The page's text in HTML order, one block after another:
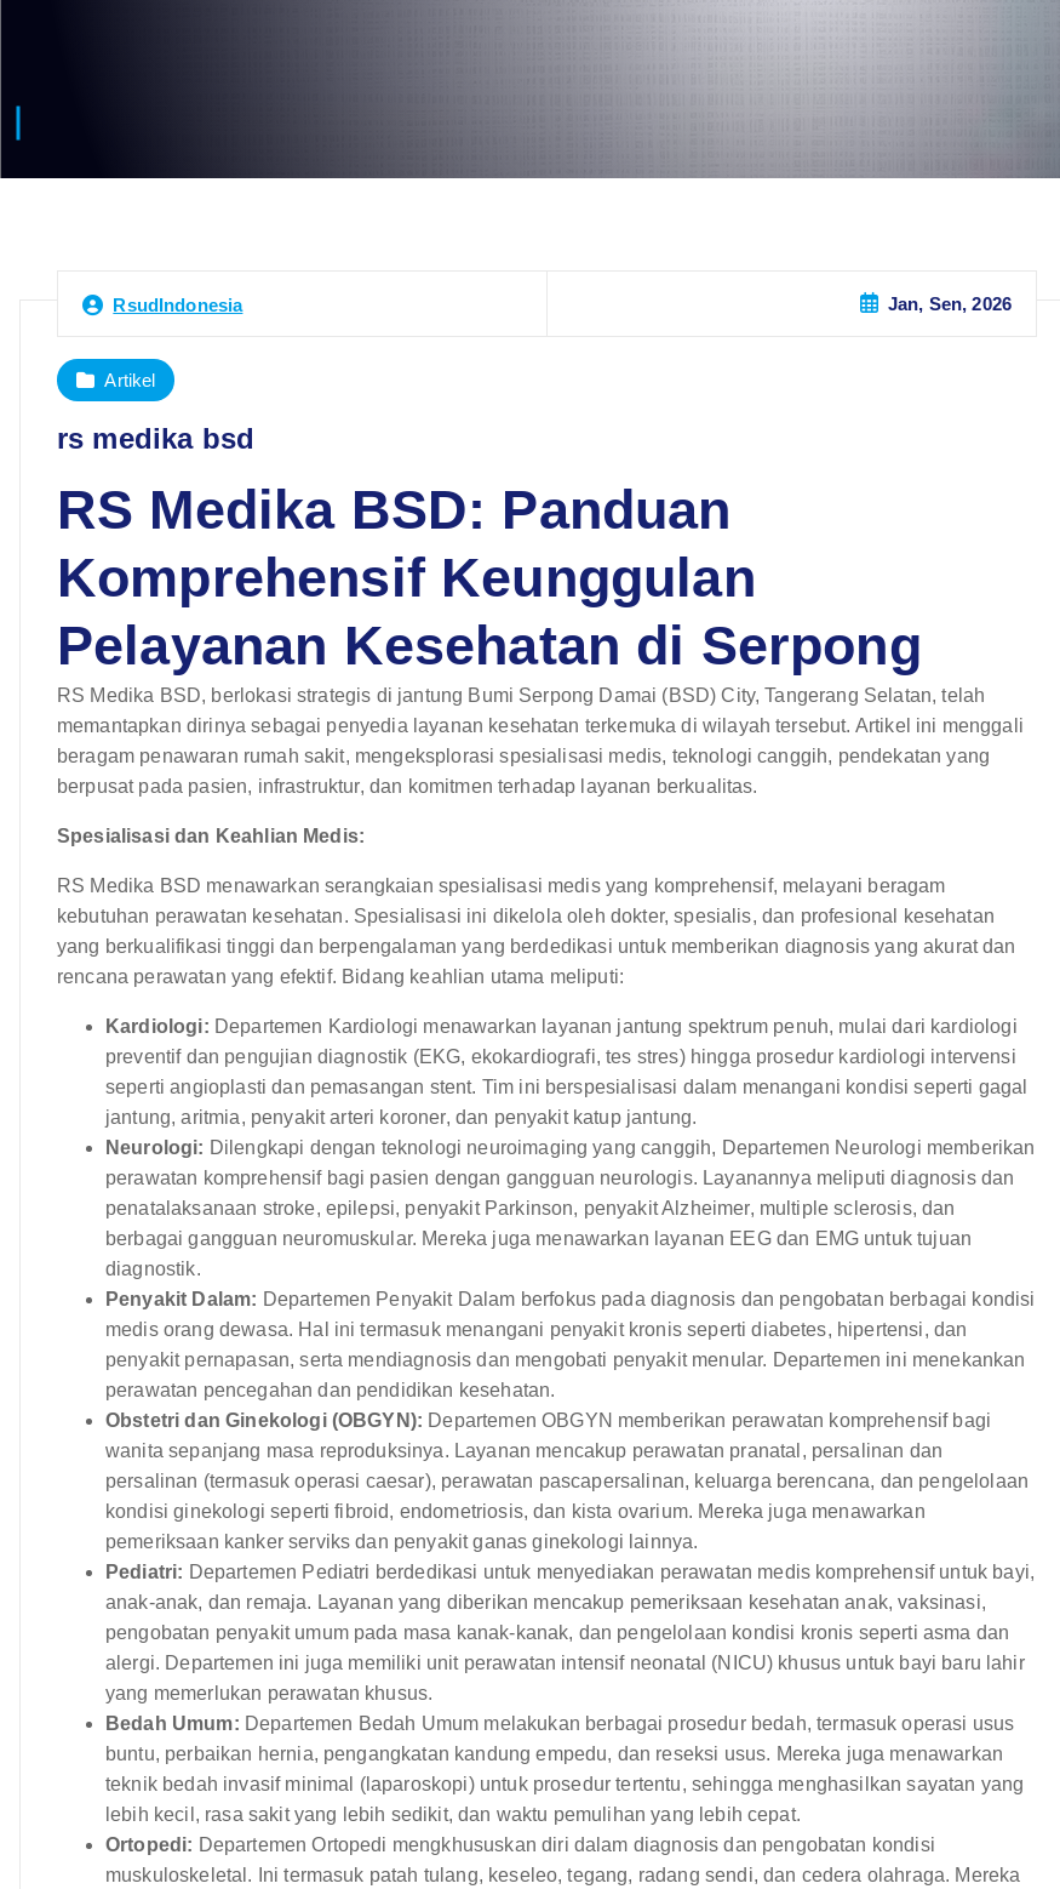
RsudIndonesia Jan, Sen, 2026
Artikel
rs medika bsd
RS Medika BSD: Panduan
Komprehensif Keunggulan
Pelayanan Kesehatan di Serpong
RS Medika BSD, berlokasi strategis di jantung Bumi Serpong Damai (BSD) City, Tangerang Selatan, telah
memantapkan dirinya sebagai penyedia layanan kesehatan terkemuka di wilayah tersebut. Artikel ini menggali
beragam penawaran rumah sakit, mengeksplorasi spesialisasi medis, teknologi canggih, pendekatan yang
berpusat pada pasien, infrastruktur, dan komitmen terhadap layanan berkualitas.
Spesialisasi dan Keahlian Medis:
RS Medika BSD menawarkan serangkaian spesialisasi medis yang komprehensif, melayani beragam
kebutuhan perawatan kesehatan. Spesialisasi ini dikelola oleh dokter, spesialis, dan profesional kesehatan
yang berkualifikasi tinggi dan berpengalaman yang berdedikasi untuk memberikan diagnosis yang akurat dan
rencana perawatan yang efektif. Bidang keahlian utama meliputi:
Kardiologi: Departemen Kardiologi menawarkan layanan jantung spektrum penuh, mulai dari kardiologi
preventif dan pengujian diagnostik (EKG, ekokardiografi, tes stres) hingga prosedur kardiologi intervensi
seperti angioplasti dan pemasangan stent. Tim ini berspesialisasi dalam menangani kondisi seperti gagal
jantung, aritmia, penyakit arteri koroner, dan penyakit katup jantung.
Neurologi: Dilengkapi dengan teknologi neuroimaging yang canggih, Departemen Neurologi memberikan
perawatan komprehensif bagi pasien dengan gangguan neurologis. Layanannya meliputi diagnosis dan
penatalaksanaan stroke, epilepsi, penyakit Parkinson, penyakit Alzheimer, multiple sclerosis, dan
berbagai gangguan neuromuskular. Mereka juga menawarkan layanan EEG dan EMG untuk tujuan
diagnostik.
Penyakit Dalam: Departemen Penyakit Dalam berfokus pada diagnosis dan pengobatan berbagai kondisi
medis orang dewasa. Hal ini termasuk menangani penyakit kronis seperti diabetes, hipertensi, dan
penyakit pernapasan, serta mendiagnosis dan mengobati penyakit menular. Departemen ini menekankan
perawatan pencegahan dan pendidikan kesehatan.
Obstetri dan Ginekologi (OBGYN): Departemen OBGYN memberikan perawatan komprehensif bagi
wanita sepanjang masa reproduksinya. Layanan mencakup perawatan pranatal, persalinan dan
persalinan (termasuk operasi caesar), perawatan pascapersalinan, keluarga berencana, dan pengelolaan
kondisi ginekologi seperti fibroid, endometriosis, dan kista ovarium. Mereka juga menawarkan
pemeriksaan kanker serviks dan penyakit ganas ginekologi lainnya.
Pediatri: Departemen Pediatri berdedikasi untuk menyediakan perawatan medis komprehensif untuk bayi,
anak-anak, dan remaja. Layanan yang diberikan mencakup pemeriksaan kesehatan anak, vaksinasi,
pengobatan penyakit umum pada masa kanak-kanak, dan pengelolaan kondisi kronis seperti asma dan
alergi. Departemen ini juga memiliki unit perawatan intensif neonatal (NICU) khusus untuk bayi baru lahir
yang memerlukan perawatan khusus.
Bedah Umum: Departemen Bedah Umum melakukan berbagai prosedur bedah, termasuk operasi usus
buntu, perbaikan hernia, pengangkatan kandung empedu, dan reseksi usus. Mereka juga menawarkan
teknik bedah invasif minimal (laparoskopi) untuk prosedur tertentu, sehingga menghasilkan sayatan yang
lebih kecil, rasa sakit yang lebih sedikit, dan waktu pemulihan yang lebih cepat.
Ortopedi: Departemen Ortopedi mengkhususkan diri dalam diagnosis dan pengobatan kondisi
muskuloskeletal. Ini termasuk patah tulang, keseleo, tegang, radang sendi, dan cedera olahraga. Mereka